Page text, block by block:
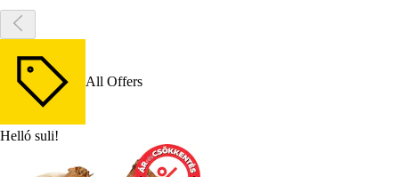
All Offers
Helló suli!